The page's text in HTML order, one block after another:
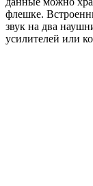
флешке.
звук на два
усилителей или